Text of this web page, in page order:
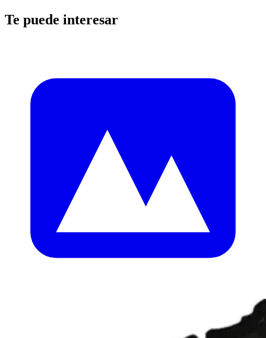
Te puede interesar